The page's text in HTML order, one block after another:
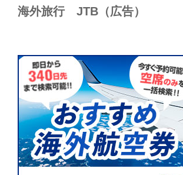
海外旅行 JTB（広告）